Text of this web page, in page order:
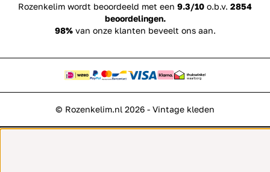
Rozenkelim wordt beoordeeld met een 9.3/10 o.b.v. 2854
beoordelingen.
98%van onze klanten beveelt ons aan.
© Rozenkelim.nl 2026 - Vintage kleden